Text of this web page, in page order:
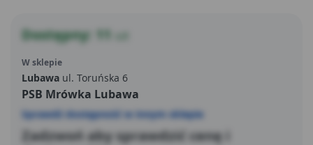
Dostępny: 11
W sklepie
Lubawa ul. Toruńska 6
PSB Mrówka Lubawa
Sprawdź dostępność w innym sklepie
Zadzwoń aby sprawdzić cenę i